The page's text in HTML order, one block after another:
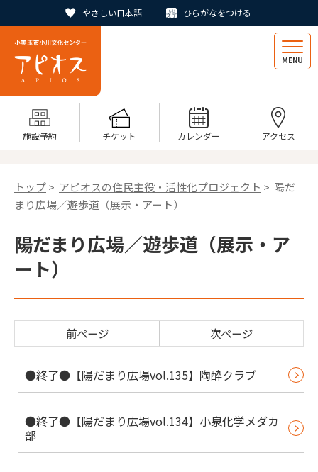
やさしい日本語 ひらがなをつける
MENU
施設予約 チケット カレンダー アクセス
トップ> アピオスの住民主役・活性化プロジェクト > 陽だ
まり広場／遊歩道（展示・アート）
陽だまり広場／遊歩道（展示・ア
ート）
前ページ 次ページ
●終了●【陽だまり広場vol.135】陶酔クラブ
●終了●【陽だまり広場vol.134】小泉化学メダカ
部